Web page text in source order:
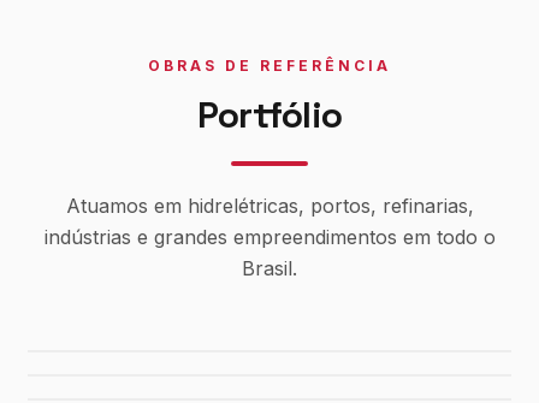
OBRAS DE REFERÊNCIA
Portfólio
Atuamos em hidrelétricas, portos, refinarias,
indústrias e grandes empreendimentos em todo o
Brasil.